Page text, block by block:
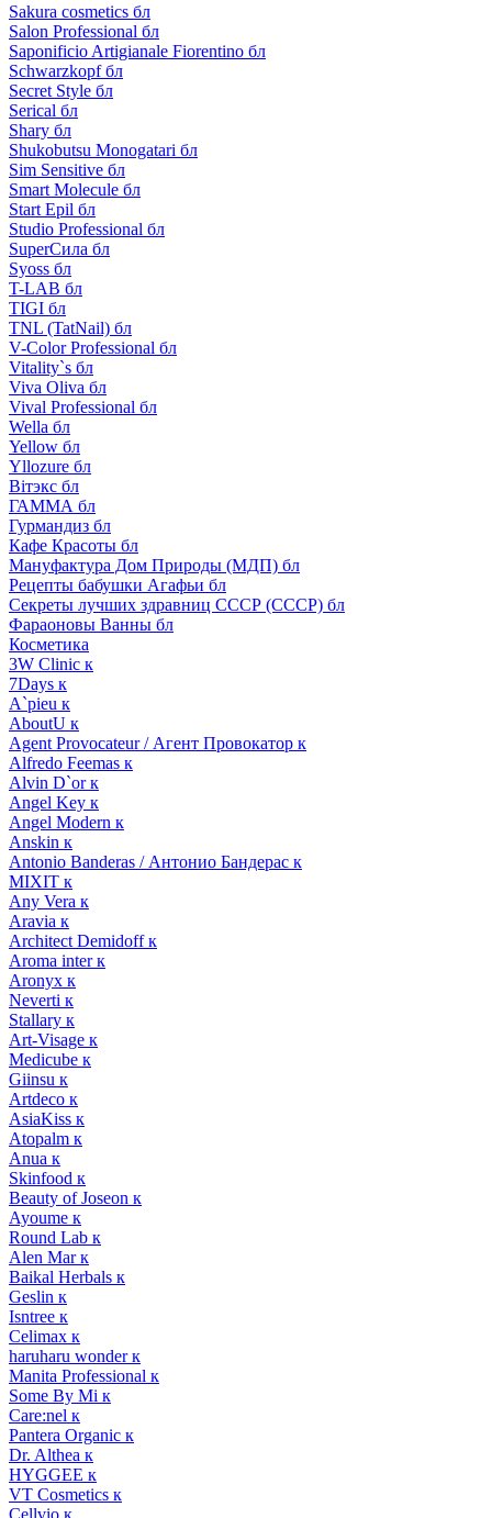
Sakura cosmetics бл
Salon Professional бл
Saponificio Artigianale Fiorentino бл
Schwarzkopf бл
Secret Style бл
Serical бл
Shary бл
Shukobutsu Monogatari бл
Sim Sensitive бл
Smart Molecule бл
Start Epil бл
Studio Professional бл
SuperСила бл
Syoss бл
T-LAB бл
TIGI бл
TNL (TatNail) бл
V-Color Professional бл
Vitality`s бл
Viva Oliva бл
Vival Professional бл
Wella бл
Yellow бл
Yllozure бл
Вiтэкс бл
ГАММА бл
Гурмандиз бл
Кафе Красоты бл
Мануфактура Дом Природы (МДП) бл
Рецепты бабушки Агафьи бл
Секреты лучших здравниц СССР (СССР) бл
Фараоновы Ванны бл
Косметика
3W Clinic к
7Days к
A`pieu к
AboutU к
Agent Provocateur / Агент Провокатор к
Alfredo Feemas к
Alvin D`or к
Angel Key к
Angel Modern к
Anskin к
Antonio Banderas / Антонио Бандерас к
MIXIT к
Any Vera к
Aravia к
Architect Demidoff к
Aroma inter к
Aronyx к
Neverti к
Stallary к
Art-Visage к
Medicube к
Giinsu к
Artdeco к
AsiaKiss к
Atopalm к
Anua к
Skinfood к
Beauty of Joseon к
Ayoume к
Round Lab к
Alen Mar к
Baikal Herbals к
Geslin к
Isntree к
Celimax к
haruharu wonder к
Manita Professional к
Some By Mi к
Care:nel к
Pantera Organic к
Dr. Althea к
HYGGEE к
VT Cosmetics к